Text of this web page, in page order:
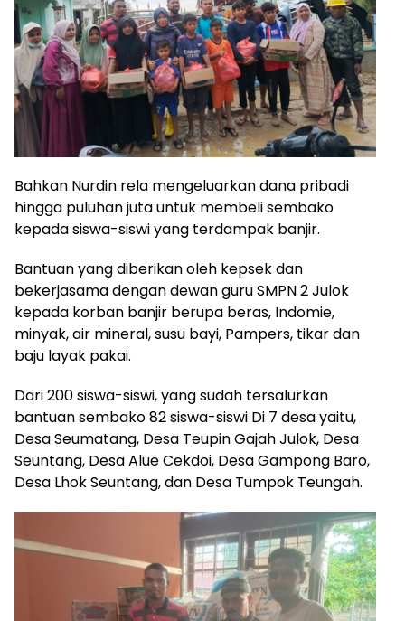
Bahkan Nurdin rela mengeluarkan dana pribadi
hingga puluhan juta untuk membeli sembako
kepada siswa-siswi yang terdampak banjir.
Bantuan yang diberikan oleh kepsek dan
bekerjasama dengan dewan guru SMPN 2 Julok
kepada korban banjir berupa beras, Indomie,
minyak, air mineral, susu bayi, Pampers, tikar dan
baju layak pakai.
Dari 200 siswa-siswi, yang sudah tersalurkan
bantuan sembako 82 siswa-siswi Di 7 desa yaitu,
Desa Seumatang, Desa Teupin Gajah Julok, Desa
Seuntang, Desa Alue Cekdoi, Desa Gampong Baro,
Desa Lhok Seuntang, dan Desa Tumpok Teungah.